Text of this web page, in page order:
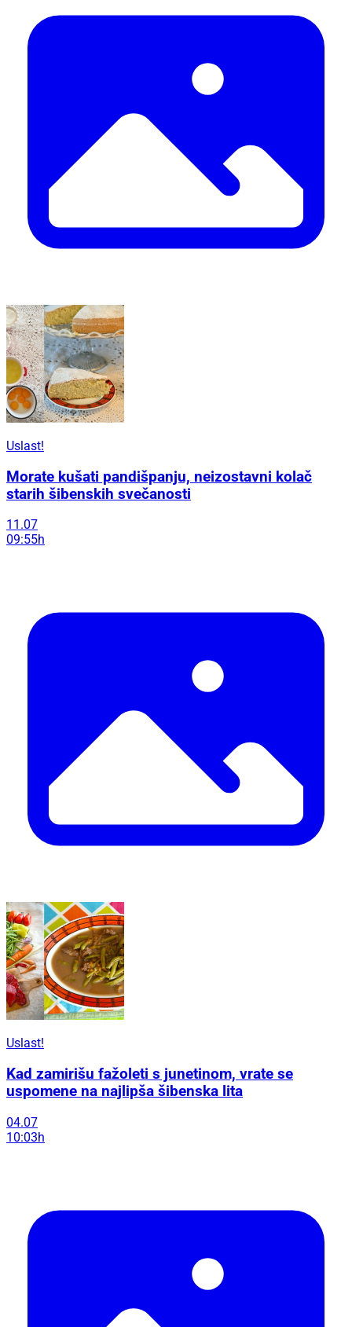
Uslast!
Morate kušati pandišpanju, neizostavni kolač
starih šibenskih svečanosti
11.07
09:55h
Uslast!
Kad zamirišu fažoleti s junetinom, vrate se
uspomene na najlipša šibenska lita
04.07
10:03h